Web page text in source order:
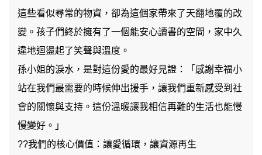
這些看似尋常的物資，卻為這個家帶來了天翻地覆的改
變。孩子們終於擁有了一個能安心讀書的空間，家中久
違地迴盪起了笑聲與溫度。
孫小姐的淚水，是對這份愛的最好見證：「感謝幸福小
站在我們最需要的時候伸出援手，讓我們重新感受到社
會的關懷與支持。這份溫暖讓我相信再難的生活也能慢
慢變好。」
??我們的核心價值：讓愛循環，讓資源再生